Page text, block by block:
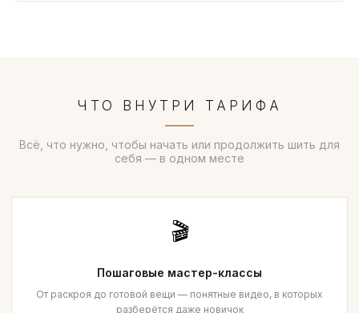
ЧТО ВНУТРИ ТАРИФА
Всё, что нужно, чтобы начать или продолжить шить для
себя — в одном месте
🎬
Пошаговые мастер-классы
От раскроя до готовой вещи — понятные видео, в которых
разберётся даже новичок